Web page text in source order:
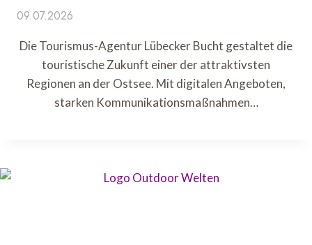
09.07.2026
Die Tourismus-Agentur Lübecker Bucht gestaltet die
touristische Zukunft einer der attraktivsten
Regionen an der Ostsee. Mit digitalen Angeboten,
starken Kommunikationsmaßnahmen…